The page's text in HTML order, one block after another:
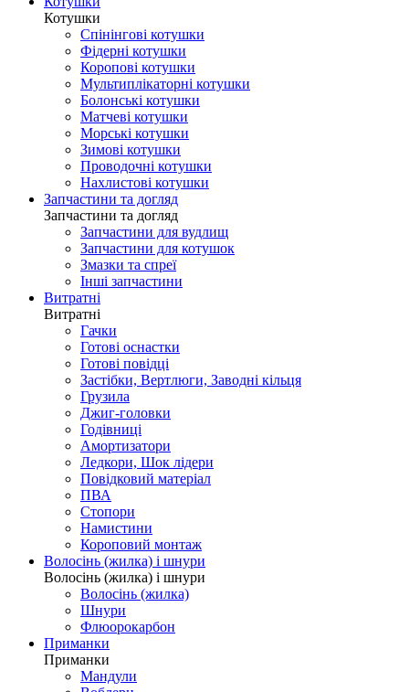
Котушки
Спінінгові котушки
Фідерні котушки
Коропові котушки
Мультиплікаторні котушки
Болонські котушки
Матчеві котушки
Морські котушки
Зимові котушки
Проводочні котушки
Нахлистові котушки
Запчастини та догляд
Запчастини та догляд
Запчастини для вудлищ
Запчастини для котушок
Змазки та спреї
Інші запчастини
Витратні
Витратні
Гачки
Готові оснастки
Готові повідці
Застібки, Вертлюги, Заводні кільця
Грузила
Джиг-головки
Годівниці
Амортизатори
Ледкори, Шок лідери
Повідковий матеріал
ПВА
Стопори
Намистини
Короповий монтаж
Волосінь (жилка) і шнури
Волосінь (жилка) і шнури
Волосінь (жилка)
Шнури
Флюорокарбон
Приманки
Приманки
Мандули